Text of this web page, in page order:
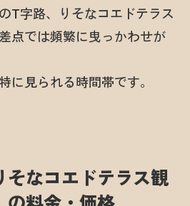
T字路、りそなコエドテラス
点では頻繁に曳っかわせが
に見られる時間帯です。
そなコエドテラス観